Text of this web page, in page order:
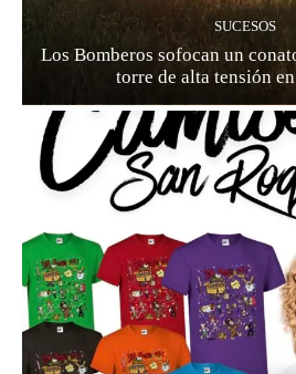
SUCESOS
Los Bomberos sofocan un
torre de alta tensión